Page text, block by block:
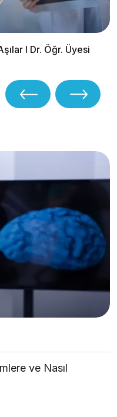
I Dr. Öğr. Üyesi
ve Nasıl